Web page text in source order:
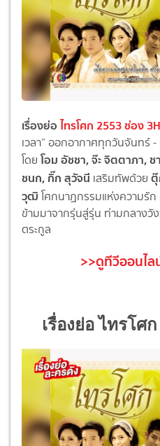
เรื่องย่อไทรโศก 2553 ช่อง
เวลา” ออกอากาศทุกวันจันทร์
โดยโอม อัชชา, จ๊ะ จิตตาภา,
ชนก, กิ๊ก สุวัจนี เสริมทัพด้วย
วุฒิ โศกนาฏกรรมแห่งความรั
ข้ามมาจากรุ่นสู่รุ่น ท่ามกลางวัง
ตระกูล
>>ดูทีวีออนไล
เรื่องย่อ ไทรโศ